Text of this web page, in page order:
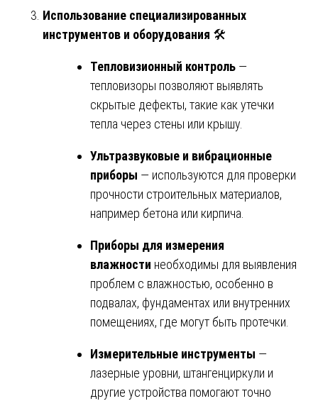
Использование специализированных
инструментов и оборудования 🛠️
Тепловизионный контроль —
тепловизоры позволяют выявлять
скрытые дефекты, такие как утечки
тепла через стены или крышу.
Ультразвуковые и вибрационные
приборы — используются для проверки
прочности строительных материалов,
например бетона или кирпича.
Приборы для измерения
влажности необходимы для выявления
проблем с влажностью, особенно в
подвалах, фундаментах или внутренних
помещениях, где могут быть протечки.
Измерительные инструменты —
лазерные уровни, штангенциркули и
другие устройства помогают точно